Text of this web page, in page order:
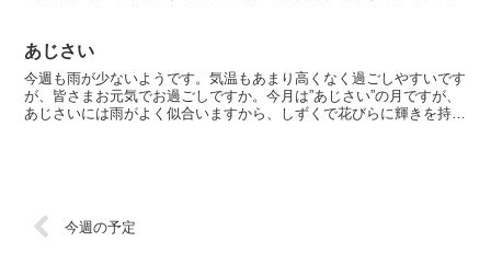
あじさい
今週も雨が少ないようです。気温もあまり高くなく過ごしやすいです
が、皆さまお元気でお過ごしですか。今月は”あじさい”の月ですが、
あじさいには雨がよく似合いますから、しずくで花びらに輝きを持た
今週の予定